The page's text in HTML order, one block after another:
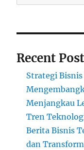
Recent
Strategi
Menjangkau
Tren
Berita Bisnis
dan